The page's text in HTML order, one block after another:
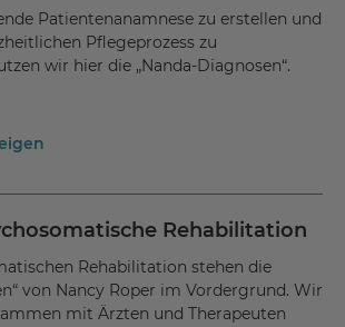
Reflexion der Handelnden
Patientenanamnese zu erstellen und
Pflegeprozess zu
wir hier die „Nanda-Diagnosen“.
wir in einem
Setting. Die
wird ärztlich, psychotherapeutisch
Teamvollversammlungen mit dem
statt. Der Fokus der
der Gruppentherapie, die durch
Rehabilitation
Rehabilitation stehen die
von Nancy Roper im Vordergrund. Wir
mit Ärzten und Therapeuten